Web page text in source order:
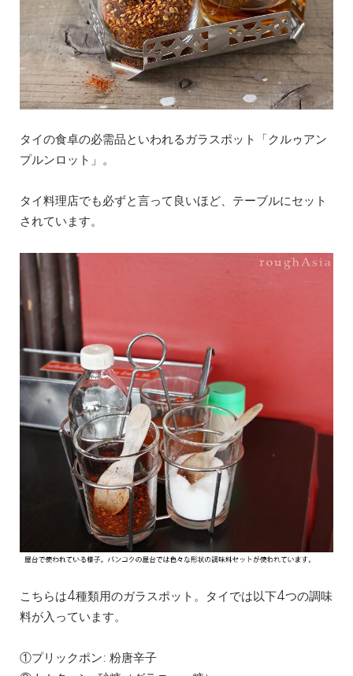
タイの食卓の必需品といわれるガラスポット「クルゥアン
プルンロット」。
タイ料理店でも必ずと言って良いほど、テーブルにセット
されています。
こちらは4種類用のガラスポット。タイでは以下4つの調味
料が入っています。
①プリックポン: 粉唐辛子